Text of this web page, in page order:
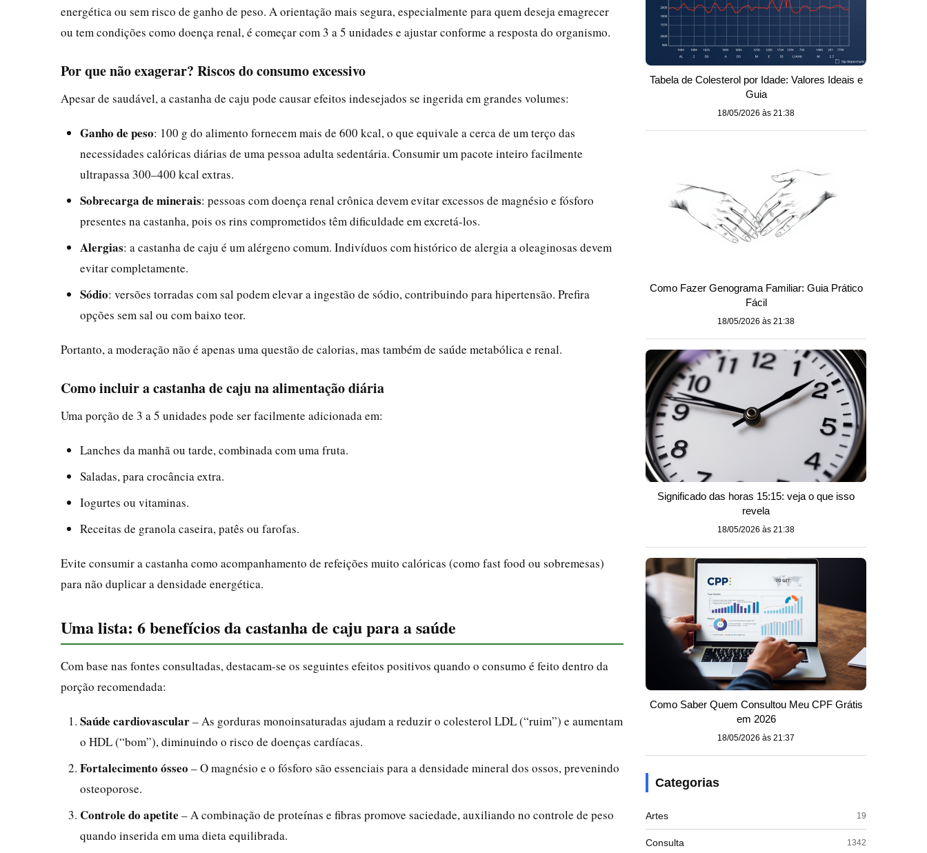
energética ou sem risco de ganho de peso. A orientação mais segura, especialmente para quem deseja emagrecer
ou tem condições como doença renal, é começar com 3 a 5 unidades e ajustar conforme a resposta do organismo.
Por que não exagerar? Riscos do consumo excessivo
Apesar de saudável, a castanha de caju pode causar efeitos indesejados se ingerida em grandes volumes:
Ganho de peso: 100 g do alimento fornecem mais de 600 kcal, o que equivale a cerca de um terço das
necessidades calóricas diárias de uma pessoa adulta sedentária. Consumir um pacote inteiro facilmente
ultrapassa 300–400 kcal extras.
Sobrecarga de minerais: pessoas com doença renal crônica devem evitar excessos de magnésio e fósforo
presentes na castanha, pois os rins comprometidos têm dificuldade em excretá-los.
Alergias: a castanha de caju é um alérgeno comum. Indivíduos com histórico de alergia a oleaginosas devem
evitar completamente.
Sódio: versões torradas com sal podem elevar a ingestão de sódio, contribuindo para hipertensão. Prefira
opções sem sal ou com baixo teor.
Portanto, a moderação não é apenas uma questão de calorias, mas também de saúde metabólica e renal.
Como incluir a castanha de caju na alimentação diária
Uma porção de 3 a 5 unidades pode ser facilmente adicionada em:
Lanches da manhã ou tarde, combinada com uma fruta.
Saladas, para crocância extra.
Iogurtes ou vitaminas.
Receitas de granola caseira, patês ou farofas.
Evite consumir a castanha como acompanhamento de refeições muito calóricas (como fast food ou sobremesas)
para não duplicar a densidade energética.
Uma lista: 6 benefícios da castanha de caju para a saúde
Com base nas fontes consultadas, destacam-se os seguintes efeitos positivos quando o consumo é feito dentro da
porção recomendada:
Saúde cardiovascular– As gorduras monoinsaturadas ajudam a reduzir o colesterol LDL (“ruim”) e aumentam
o HDL (“bom”), diminuindo o risco de doenças cardíacas.
Fortalecimento ósseo – O magnésio e o fósforo são essenciais para a densidade mineral dos ossos, prevenindo
osteoporose.
Controle do apetite – A combinação de proteínas e fibras promove saciedade, auxiliando no controle de peso
quando inserida em uma dieta equilibrada.
Tabela de Colesterol por Idade: Valores Ideais e
Guia
18/05/2026 às 21:38
Como Fazer Genograma Familiar: Guia Prático
Fácil
18/05/2026 às 21:38
Significado das horas 15:15: veja o que isso
revela
18/05/2026 às 21:38
Como Saber Quem Consultou Meu CPF Grátis
em 2026
18/05/2026 às 21:37
Categorias
Artes 19
Consulta 1342